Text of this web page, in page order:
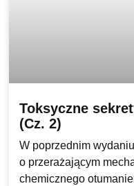
Toksyczne
(Cz. 2)
W poprzednim
o przerażającym
chemicznego